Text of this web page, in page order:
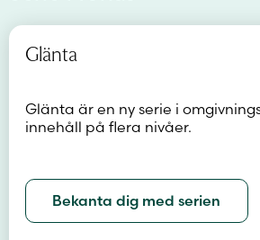
Glänta
Glänta är en ny serie i
innehåll på flera nivåer.
Bekanta dig med serien